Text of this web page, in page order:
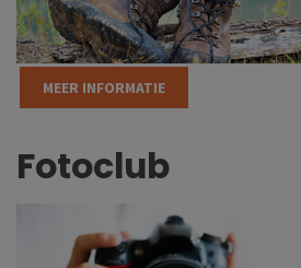
MEER INFORMATIE
Fotoclub